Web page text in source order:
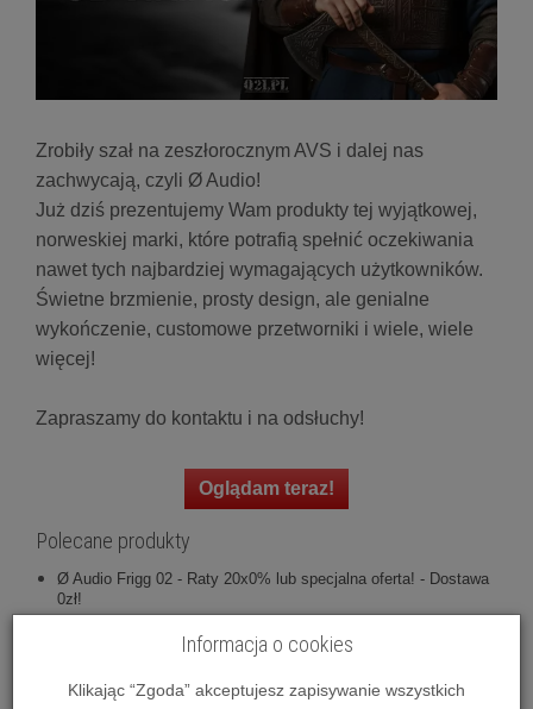
Zrobiły szał na zeszłorocznym AVS i dalej nas
zachwycają, czyli Ø Audio!
Już dziś prezentujemy Wam produkty tej wyjątkowej,
norweskiej marki, które potrafią spełnić oczekiwania
nawet tych najbardziej wymagających użytkowników.
Świetne brzmienie, prosty design, ale genialne
wykończenie, customowe przetworniki i wiele, wiele
więcej!
Zapraszamy do kontaktu i na odsłuchy!
Oglądam teraz!
Polecane produkty
Ø Audio Frigg 02 - Raty 20x0% lub specjalna oferta! - Dostawa
0zł!
0zł!
Informacja o cookies
Klikając “Zgoda” akceptujesz zapisywanie wszystkich